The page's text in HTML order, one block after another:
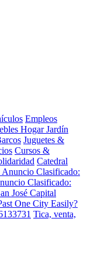
Empleos
Hogar Jardín
Juguetes &
Cursos &
Catedral
Anuncio Clasificado:
Clasificado:
José Capital
One City Easily?
Tica, venta,